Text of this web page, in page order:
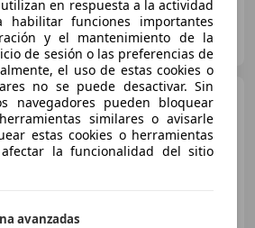
VALLÈS,
Audi RS6Avant Performance
463kW
en respuesta a la actividad
habilitar funciones importantes
y el mantenimiento de la
de sesión o las preferencias de
el uso de estas cookies o
no se puede desactivar. Sin
navegadores pueden bloquear
similares o avisarle
estas cookies o herramientas
la funcionalidad del sitio
avanzadas